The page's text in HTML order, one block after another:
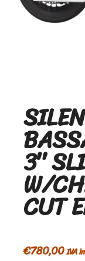
3″
W/
CUT
€780,00IVA